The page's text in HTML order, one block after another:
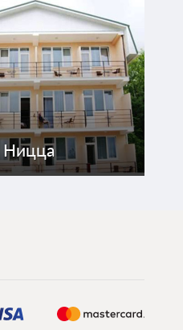
Ницца